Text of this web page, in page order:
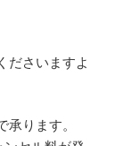
ださいますよ
ります。